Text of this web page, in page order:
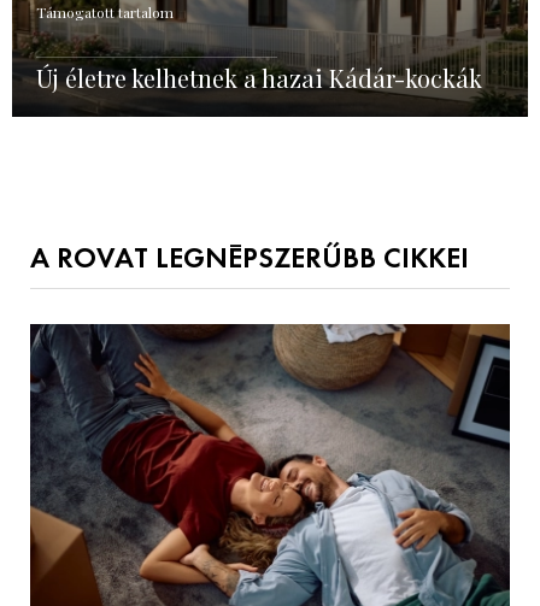
Támogatott tartalom
Új életre kelhetnek a hazai Kádár-kockák
A ROVAT LEGNÉPSZERŰBB CIKKEI